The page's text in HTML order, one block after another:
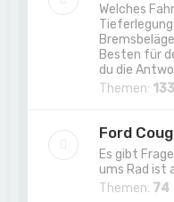
Welches
Besten für
du die
Themen: 133
Ford
Es gibt
ums Rad ist
Themen: 74